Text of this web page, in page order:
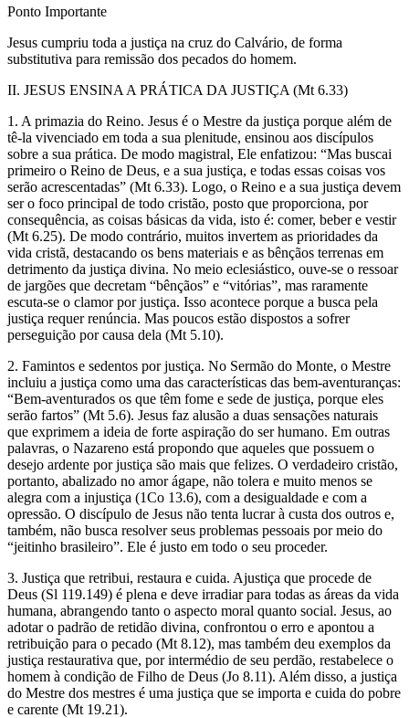
Ponto Importante
Jesus cumpriu toda a justiça na cruz do Calvário, de forma
substitutiva para remissão dos pecados do homem.
II. JESUS ENSINA A PRÁTICA DA JUSTIÇA (Mt 6.33)
1. A primazia do Reino. Jesus é o Mestre da justiça porque além de
tê-la vivenciado em toda a sua plenitude, ensinou aos discípulos
sobre a sua prática. De modo magistral, Ele enfatizou: “Mas buscai
primeiro o Reino de Deus, e a sua justiça, e todas essas coisas vos
serão acrescentadas” (Mt 6.33). Logo, o Reino e a sua justiça devem
ser o foco principal de todo cristão, posto que proporciona, por
consequência, as coisas básicas da vida, isto é: comer, beber e vestir
(Mt 6.25). De modo contrário, muitos invertem as prioridades da
vida cristã, destacando os bens materiais e as bênçãos terrenas em
detrimento da justiça divina. No meio eclesiástico, ouve-se o ressoar
de jargões que decretam “bênçãos” e “vitórias”, mas raramente
escuta-se o clamor por justiça. Isso acontece porque a busca pela
justiça requer renúncia. Mas poucos estão dispostos a sofrer
perseguição por causa dela (Mt 5.10).
2. Famintos e sedentos por justiça. No Sermão do Monte, o Mestre
incluiu a justiça como uma das características das bem-aventuranças:
“Bem-aventurados os que têm fome e sede de justiça, porque eles
serão fartos” (Mt 5.6). Jesus faz alusão a duas sensações naturais
que exprimem a ideia de forte aspiração do ser humano. Em outras
palavras, o Nazareno está propondo que aqueles que possuem o
desejo ardente por justiça são mais que felizes. O verdadeiro cristão,
portanto, abalizado no amor ágape, não tolera e muito menos se
alegra com a injustiça (1Co 13.6), com a desigualdade e com a
opressão. O discípulo de Jesus não tenta lucrar à custa dos outros e,
também, não busca resolver seus problemas pessoais por meio do
“jeitinho brasileiro”. Ele é justo em todo o seu proceder.
3. Justiça que retribui, restaura e cuida. Ajustiça que procede de
Deus (Sl 119.149) é plena e deve irradiar para todas as áreas da vida
humana, abrangendo tanto o aspecto moral quanto social. Jesus, ao
adotar o padrão de retidão divina, confrontou o erro e apontou a
retribuição para o pecado (Mt 8.12), mas também deu exemplos da
justiça restaurativa que, por intermédio de seu perdão, restabelece o
homem à condição de Filho de Deus (Jo 8.11). Além disso, a justiça
do Mestre dos mestres é uma justiça que se importa e cuida do pobre
e carente (Mt 19.21).